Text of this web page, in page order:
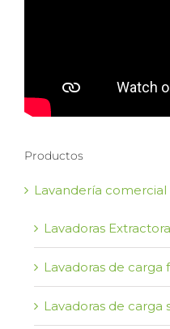
Productos
Lavandería comercial
Lavadoras
Lavadoras de carga
Lavadoras de carga